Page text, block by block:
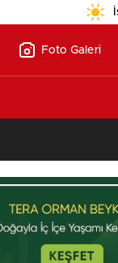
Foto Galeri